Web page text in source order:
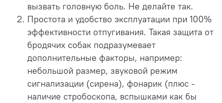
вызвать головную боль. Не делайте так.
Простота и удобство эксплуатации при 100%
эффективности отпугивания. Такая защита от
бродячих собак подразумевает
дополнительные факторы, например:
небольшой размер, звуковой режим
сигнализации (сирена), фонарик (плюс -
наличие стробоскопа, вспышками как бы